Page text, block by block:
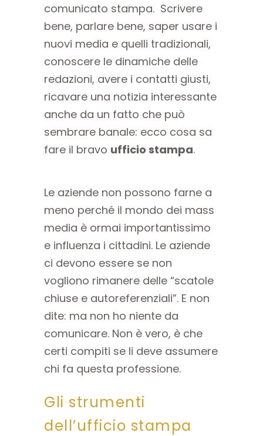
comunicato stampa. Scrivere
bene, parlare bene, saper usare i
nuovi media e quelli tradizionali,
conoscere le dinamiche delle
redazioni, avere i contatti giusti,
ricavare una notizia interessante
anche da un fatto che può
sembrare banale: ecco cosa sa
fare il bravo ufficio stampa.
Le aziende non possono farne a
meno perché il mondo dei mass
media è ormai importantissimo
e influenza i cittadini. Le aziende
ci devono essere se non
vogliono rimanere delle “scatole
chiuse e autoreferenziali”. E non
dite: ma non ho niente da
comunicare. Non è vero, è che
certi compiti se li deve assumere
chi fa questa professione.
Gli strumenti
dell’ufficio stampa